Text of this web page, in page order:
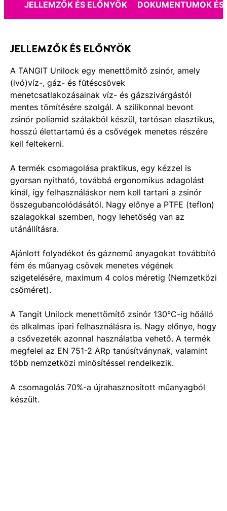
JELLEMZŐK ÉS ELŐNYÖK DOKUMENTUMOK ÉS
JELLEMZŐK ÉS ELŐNYÖK
A TANGIT Unilock egy menettömítő zsinór, amely
(ivó)víz-, gáz- és fűtéscsövek
menetcsatlakozásainak víz- és gázszivárgástól
mentes tömítésére szolgál. A szilikonnal bevont
zsinór poliamid szálakból készül, tartósan elasztikus,
hosszú élettartamú és a csővégek menetes részére
kell feltekerni.
A termék csomagolása praktikus, egy kézzel is
gyorsan nyitható, továbbá ergonomikus adagolást
kinál, így felhasználáskor nem kell tartani a zsinór
összegubancolódásától. Nagy előnye a PTFE (teflon)
szalagokkal szemben, hogy lehetőség van az
utánállításra.
Ajánlott folyadékot és gáznemű anyagokat továbbító
fém és műanyag csövek menetes végének
szigetelésére, maximum 4 colos méretig (Nemzetközi
csőméret).
A Tangit Unilock menettömítő zsinór 130°C-ig hőálló
és alkalmas ipari felhasználásra is. Nagy előnye, hogy
a csővezeték azonnal használatba vehető. A termék
megfelel az EN 751-2 ARp tanúsítványnak, valamint
több nemzetközi minősítéssel rendelkezik.
A csomagolás 70%-a újrahasznosított műanyagból
készült.